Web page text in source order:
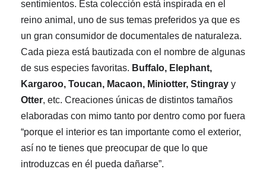
sentimientos. Esta colección está inspirada en el
reino animal, uno de sus temas preferidos ya que es
un gran consumidor de documentales de naturaleza.
Cada pieza está bautizada con el nombre de algunas
de sus especies favoritas. Buffalo, Elephant,
Kargaroo, Toucan, Macaon, Miniotter, Stingray y
Otter, etc. Creaciones únicas de distintos tamaños
elaboradas con mimo tanto por dentro como por fuera
“porque el interior es tan importante como el exterior,
así no te tienes que preocupar de que lo que
introduzcas en él pueda dañarse”.